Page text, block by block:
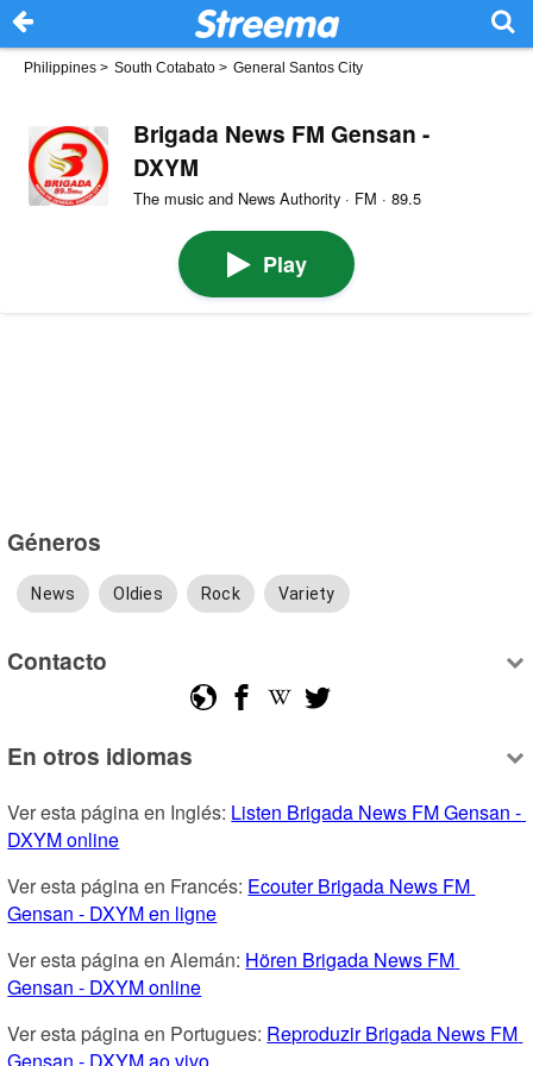
Philippines > South Cotabato > General Santos City
Brigada News FM Gensan -
DXYM
The music and News Authority · FM · 89.5
Play
Géneros
News Oldies Rock Variety
Contacto
En otros idiomas
Ver esta página en Inglés: Listen Brigada News FM Gensan -
DXYM online
Ver esta página en Francés: Ecouter Brigada News FM
Gensan - DXYM en ligne
Ver esta página en Alemán: Hören Brigada News FM
Gensan - DXYM online
Ver esta página en Portugues: Reproduzir Brigada News FM
Gensan - DXYM ao vivo